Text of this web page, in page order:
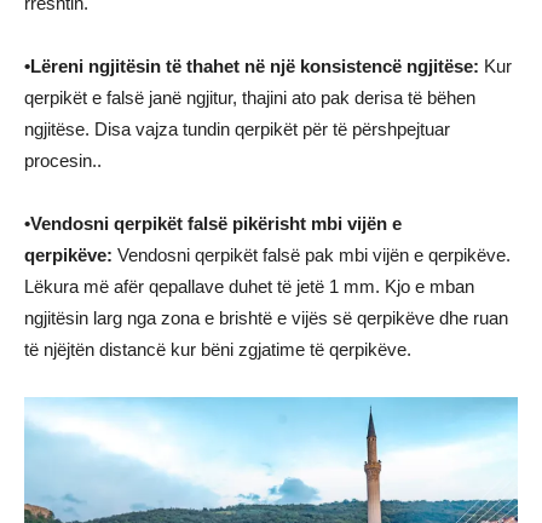
•Lëreni ngjitësin të thahet në një konsistencë ngjitëse: Kur
qerpikët e falsë janë ngjitur, thajini ato pak derisa të bëhen
ngjitëse. Disa vajza tundin qerpikët për të përshpejtuar
procesin..
•Vendosni qerpikët falsë pikërisht mbi vijën e
qerpikëve: Vendosni qerpikët falsë pak mbi vijën e qerpikëve.
Lëkura më afër qepallave duhet të jetë 1 mm. Kjo e mban
ngjitësin larg nga zona e brishtë e vijës së qerpikëve dhe ruan
të njëjtën distancë kur bëni zgjatime të qerpikëve.